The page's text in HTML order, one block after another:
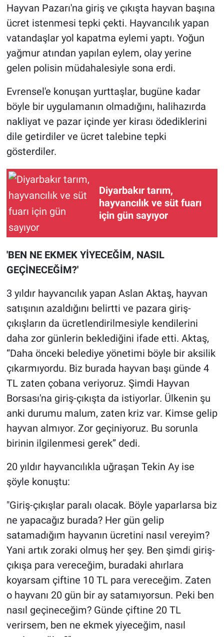
Hayvan Pazarı'na giriş ve çıkışta hayvan başına
ücret istenmesi tepki çekti. Hayvancılık yapan
vatandaşlar yol kapatma eylemi yaptı. Yoğun
yağmur atından yapılan eylem, olay yerine
gelen polisin müdahalesiyle sona erdi.
Evrensel'e konuşan yurttaşlar, bugüne kadar
böyle bir uygulamanın olmadığını, halihazırda
nakliyat ve pazar içinde yer kirası ödediklerini
dile getirdiler ve ücret talebine tepki
gösterdiler.
Diyarbakır tarım,
hayvancılık ve süt fuarı
için gün sayıyor
'BEN NE EKMEK YİYECEĞİM, NASIL
GEÇİNECEĞİM?'
3 yıldır hayvancılık yapan Aslan Aktaş, hayvan
satışının azaldığını belirtti ve pazara giriş-
çıkışların da ücretlendirilmesiyle kendilerini
daha zor günlerin beklediğini ifade etti. Aktaş,
“Daha önceki belediye yönetimi böyle bir aksilik
çıkarmıyordu. Biz burada hayvan başı günde 4
TL zaten çobana veriyoruz. Şimdi Hayvan
Borsası'na giriş-çıkışta da istiyorlar. Ülkenin şu
anki durumu malum, zaten kriz var. Kimse gelip
hayvan almıyor. Zor geçiniyoruz. Bu sorunla
birinin ilgilenmesi gerek” dedi.
20 yıldır hayvancılıkla uğraşan Tekin Ay ise
şöyle konuştu:
"Giriş-çıkışlar paralı olacak. Böyle yaparlarsa biz
ne yapacağız burada? Her gün gelip
satamadığım hayvanın ücretini nasıl vereyim?
Yani artık zoraki olmuş her şey. Ben şimdi giriş-
çıkışa para vereceğim, buradaki ahırlara
koyarsam çiftine 10 TL para vereceğim. Zaten
o hayvanı 20 gün bir ay satamıyorsun. Peki ben
nasıl geçineceğim? Günde çiftine 20 TL
verirsem, ben ne ekmek yiyeceğim, nasıl